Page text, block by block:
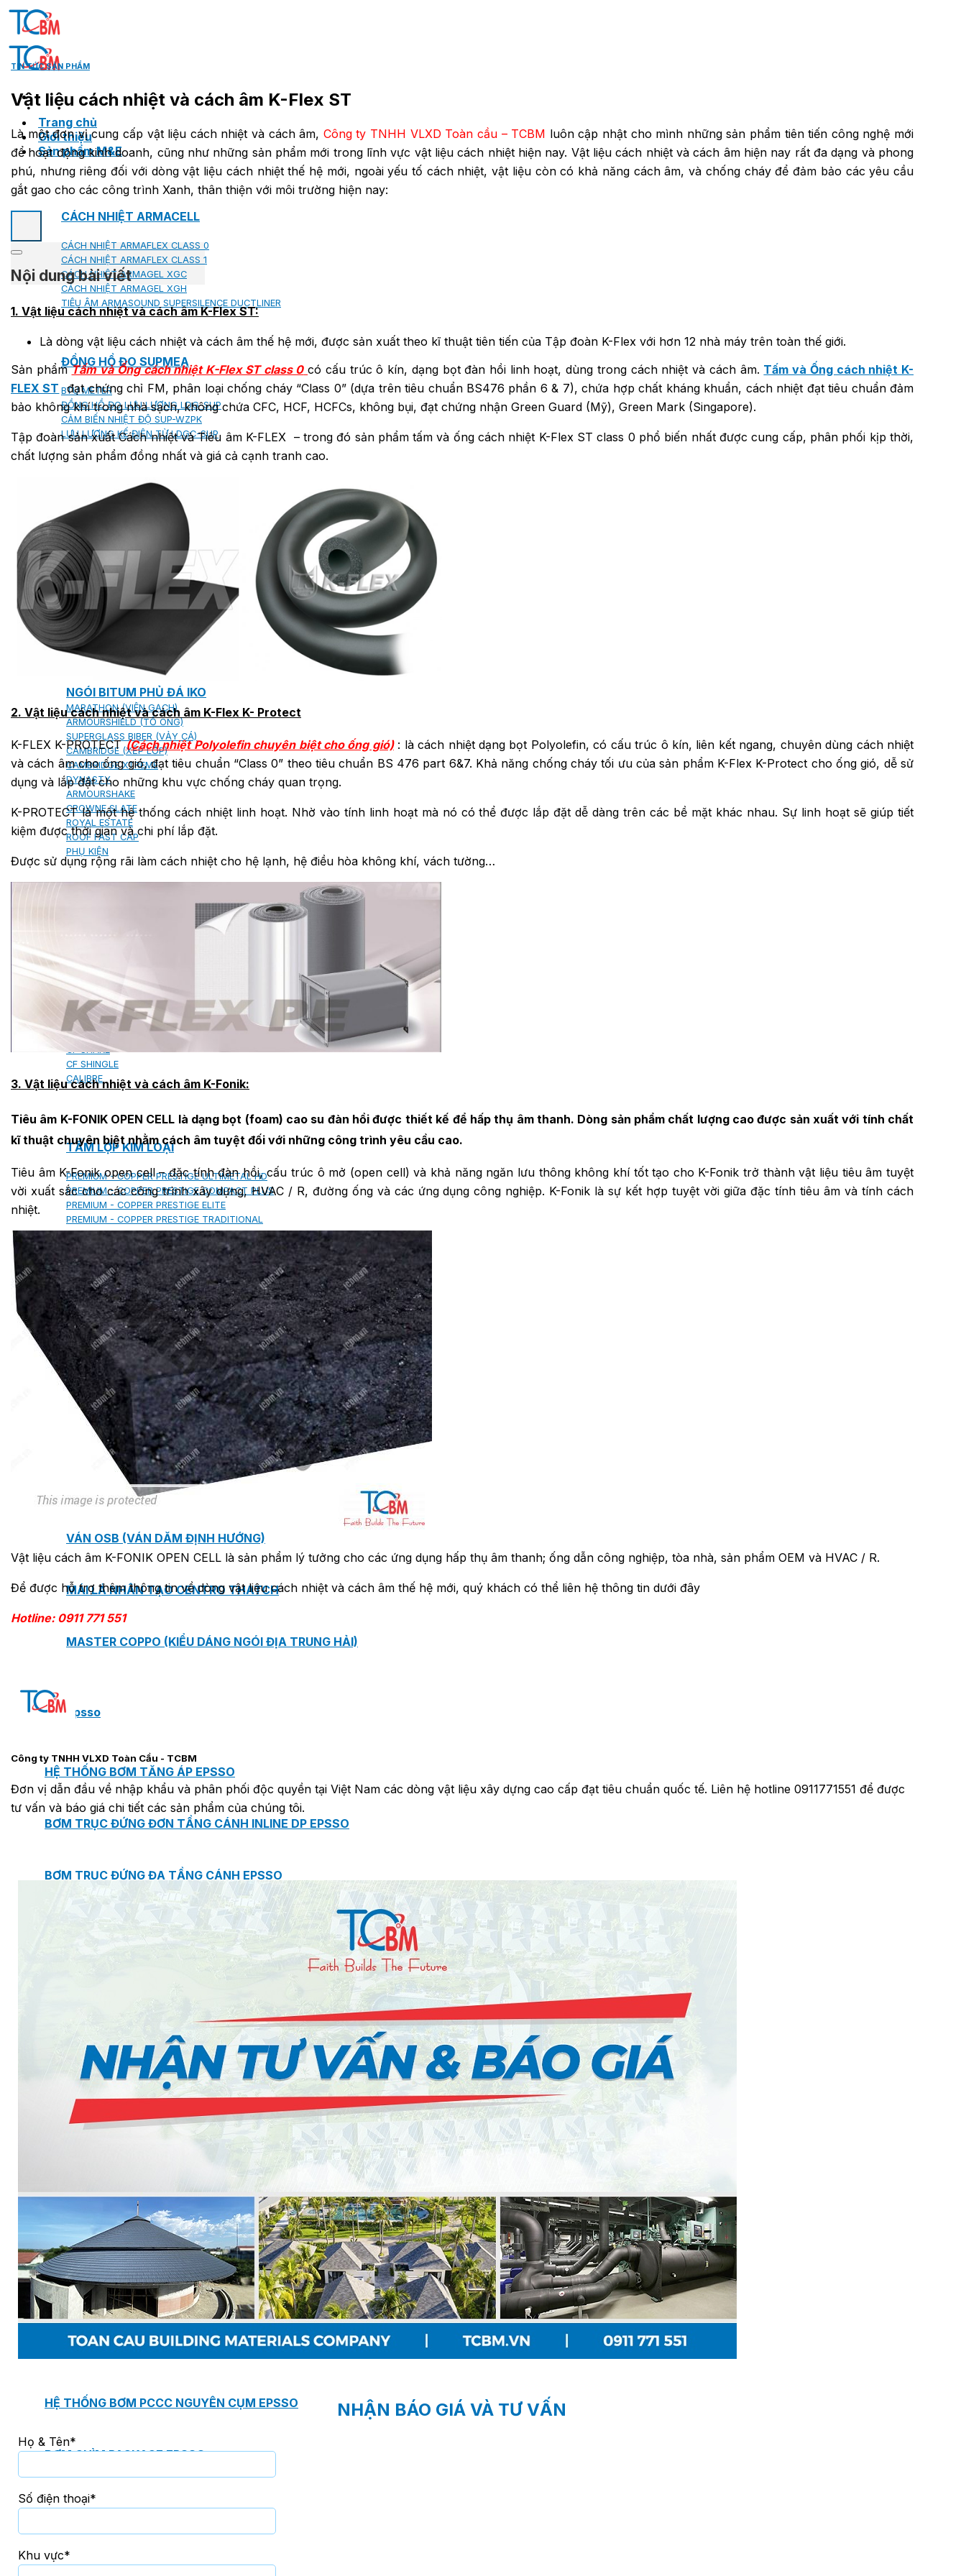
Skip
Trang chủ
Giới thiệu
Sản phẩm M&E
CÁCH NHIỆT ARMACELL
CÁCH NHIỆT ARMAFLEX CLASS 0
CÁCH NHIỆT ARMAFLEX CLASS 1
CÁCH NHIỆT ARMAGEL XGC
CÁCH NHIỆT ARMAGEL XGH
TIÊU ÂM ARMASOUND SUPERSILENCE DUCTLINER
ĐỒNG HỒ ĐO SUPMEA
BTU METER
ĐỒNG HỒ ĐO LƯU LƯỢNG LDG-SUP
CẢM BIẾN NHIỆT ĐỘ SUP-WZPK
LƯU LƯỢNG KẾ ĐIỆN TỪ LDGC-SUP
ỐNG MỀM NỐI ĐẦU PHUN SPRINKLER FLEXDROP YONG WON
SƠN CHỐNG CHÁY FLAMEBAR BW11
RON CHỐNG CHÁY
KEO ACRYLIC SEALANT
Sản phẩm Kiến trúc
NGÓI BITUM PHỦ ĐÁ IKO
MARATHON (VIÊN GẠCH)
ARMOURSHIELD (TỔ ONG)
SUPERGLASS BIBER (VẢY CÁ)
CAMBRIDGE (XẾP LỚP)
CAMBRIDGE XTREME
DYNASTY
ARMOURSHAKE
CROWNE SLATE
ROYAL ESTATE
ROOF FAST CAP
PHỤ KIỆN
NGÓI THÉP PHỦ ĐÁ DECRA AHI
HERITAGE
MILANO
SHAKE
SENATOR
ANTICA
CF SLATE
CF SHAKE
CF SHINGLE
CALIBRE
TẤM LỢP KIM LOẠI
PREMIUM - COPPER PRESTIGE ULTIMETAL HD
PREMIUM - COPPER PRESTIGE COMPACT PLUS
PREMIUM - COPPER PRESTIGE ELITE
PREMIUM - COPPER PRESTIGE TRADITIONAL
TẤM ỐP VOX
TẤM ỐP TRẦN INFRATOP
TẤM ỐP TƯỜNG MAX-3
TẤM ỐP ĐA NĂNG FRONTO
MÁI GỖ TUYẾT TÙNG ĐỎ
GỖ NHÂN TẠO NAM SOON
GỖ SINH THÁI NOVANO
VÁN OSB (VÁN DĂM ĐỊNH HƯỚNG)
MÁI LÁ NHÂN TẠO CENTRO THATCH
MASTER COPPO (KIỂU DÁNG NGÓI ĐỊA TRUNG HẢI)
Bơm Epsso
HỆ THỐNG BƠM TĂNG ÁP EPSSO
BƠM TRỤC ĐỨNG ĐƠN TẦNG CÁNH INLINE DP EPSSO
BƠM TRỤC ĐỨNG ĐA TẦNG CÁNH EPSSO
BƠM TRỤC NGANG ĐA TẦNG CÁNH EPSSO
BƠM CHÌM THOÁT NƯỚC EPSSO
HỆ THỐNG BƠM NÂNG NƯỚC THẢI VỆ SINH EPSSO
HỆ THỐNG CẤP NƯỚC UỐNG EPSSO
HỆ THỐNG TÁCH DẦU NƯỚC THẢI EPSSO
HỆ THỐNG XỬ LÝ NƯỚC THẢI THÔNG MINH EPSSO
PHÒNG BƠM (PUMP ROOM) EPSSO
TRẠM BƠM TÍCH HỢP SẴN THÔNG MINH EPSSO
HỆ THỐNG BƠM PCCC NGUYÊN CỤM EPSSO
BƠM CHÌM PACKAGE EPSSO
TIN TỨC SẢN PHẨM
Vật liệu cách nhiệt và cách âm K-Flex ST
Là một đơn vị cung cấp vật liệu cách nhiệt và cách âm, Công ty TNHH VLXD Toàn cầu – TCBM luôn cập nhật cho mình những sản phẩm tiên tiến công nghệ mới
để hoạt động kinh doanh, cũng như những sản phẩm mới trong lĩnh vực vật liệu cách nhiệt hiện nay. Vật liệu cách nhiệt và cách âm hiện nay rất đa dạng và phong
phú, nhưng riêng đối với dòng vật liệu cách nhiệt thế hệ mới, ngoài yếu tố cách nhiệt, vật liệu còn có khả năng cách âm, và chống cháy để đảm bảo các yêu cầu
gắt gao cho các công trình Xanh, thân thiện với môi trường hiện nay:
Nội dung bài viết
1. Vật liệu cách nhiệt và cách âm K-Flex ST:
Là dòng vật liệu cách nhiệt và cách âm thế hệ mới, được sản xuất theo kĩ thuật tiên tiến của Tập đoàn K-Flex với hơn 12 nhà máy trên toàn thế giới.
Sản phẩmTấm và Ống cách nhiệt K-Flex ST class 0 có cấu trúc ô kín, dạng bọt đàn hồi linh hoạt, dùng trong cách nhiệt và cách âm. Tấm và Ống cách nhiệt K-
FLEX ST đạt chứng chỉ FM, phân loại chống cháy “Class 0” (dựa trên tiêu chuẩn BS476 phần 6 & 7), chứa hợp chất kháng khuẩn, cách nhiệt đạt tiêu chuẩn đảm
bảo không khí trong nhà sạch, không chứa CFC, HCF, HCFCs, không bụi, đạt chứng nhận Green Guard (Mỹ), Green Mark (Singapore).
Tập đoàn sản xuất Cách nhiệt và Tiêu âm K-FLEX – trong đó sản phẩm tấm và ống cách nhiệt K-Flex ST class 0 phổ biến nhất được cung cấp, phân phối kịp thời,
chất lượng sản phẩm đồng nhất và giá cả cạnh tranh cao.
2. Vật liệu cách nhiệt và cách âm K-Flex K- Protect
K-FLEX K-PROTECT(Cách nhiệt Polyolefin chuyên biệt cho ống gió) : là cách nhiệt dạng bọt Polyolefin, có cấu trúc ô kín, liên kết ngang, chuyên dùng cách nhiệt
và cách âm cho ống gió, đạt tiêu chuẩn “Class 0” theo tiêu chuẩn BS 476 part 6&7. Khả năng chống cháy tối ưu của sản phẩm K-Flex K-Protect cho ống gió, dễ sử
dụng và lắp đặt cho những khu vực chống cháy quan trọng.
K-PROTECT là một hệ thống cách nhiệt linh hoạt. Nhờ vào tính linh hoạt mà nó có thể được lắp đặt dễ dàng trên các bề mặt khác nhau. Sự linh hoạt sẽ giúp tiết
kiệm được thời gian và chi phí lắp đặt.
Được sử dụng rộng rãi làm cách nhiệt cho hệ lạnh, hệ điều hòa không khí, vách tường…
3. Vật liệu cách nhiệt và cách âm K-Fonik:
Tiêu âm K-FONIK OPEN CELL là dạng bọt (foam) cao su đàn hồi được thiết kế để hấp thụ âm thanh. Dòng sản phẩm chất lượng cao được sản xuất với tính chất
kĩ thuật chuyên biệt nhằm cách âm tuyệt đối với những công trình yêu cầu cao.
Tiêu âm K-Fonik open cell – đặc tính đàn hồi, cấu trúc ô mở (open cell) và khả năng ngăn lưu thông không khí tốt tạo cho K-Fonik trở thành vật liệu tiêu âm tuyệt
vời xuất sắc cho các công trình xây dựng, HVAC / R, đường ống và các ứng dụng công nghiệp. K-Fonik là sự kết hợp tuyệt vời giữa đặc tính tiêu âm và tính cách
nhiệt.
Vật liệu cách âm K-FONIK OPEN CELL là sản phẩm lý tưởng cho các ứng dụng hấp thụ âm thanh; ống dẫn công nghiệp, tòa nhà, sản phẩm OEM và HVAC / R.
Để được hỗ trợ thêm thông tin về dòng vật liệu cách nhiệt và cách âm thế hệ mới, quý khách có thể liên hệ thông tin dưới đây
Hotline: 0911 771 551
Công ty TNHH VLXD Toàn Cầu - TCBM
Đơn vị dẫn đầu về nhập khẩu và phân phối độc quyền tại Việt Nam các dòng vật liệu xây dựng cao cấp đạt tiêu chuẩn quốc tế. Liên hệ hotline 0911771551 để được
tư vấn và báo giá chi tiết các sản phẩm của chúng tôi.
NHẬN BÁO GIÁ VÀ TƯ VẤN
Họ & Tên*
Số điện thoại*
Khu vực*